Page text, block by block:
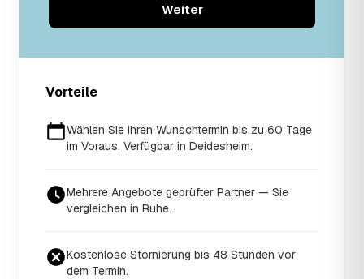
Weiter
Vorteile
Wählen Sie Ihren Wunschtermin bis zu 60 Tage
im Voraus. Verfügbar in Deidesheim.
Mehrere Angebote geprüfter Partner — Sie
vergleichen in Ruhe.
Kostenlose Stornierung bis 48 Stunden vor
dem Termin.